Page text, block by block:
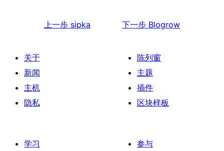
上一步 sipka 下一步 Blogrow
关于
新闻
主机
隐私
陈列窗
主题
插件
区块样板
学习
参与